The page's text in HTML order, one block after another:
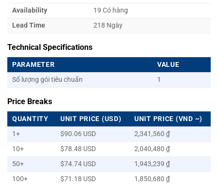
Availability
19 Có hàng
Lead Time
218 Ngày
Technical Specifications
PARAMETER
VALUE
Số lượng gói tiêu chuẩn
1
Price Breaks
QUANTITY UNIT PRICE (USD)
UNIT PRICE (VND ~)
1+
$90.06 USD
2,341,560 ₫
10+
$78.48 USD
2,040,480 ₫
50+
$74.74 USD
1,943,239 ₫
100+
$71.18 USD 1,850,680 ₫